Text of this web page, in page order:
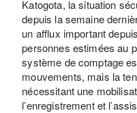
Katogota, la situation
depuis la semaine
un afflux important
personnes estimées au
système de comptage
mouvements, mais la
nécessitant une
l’enregistrement et